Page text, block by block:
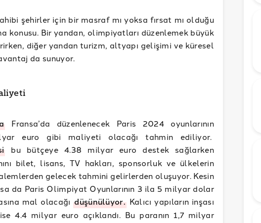
şehirler için bir masraf mı yoksa fırsat mı olduğu
konusu. Bir yandan, olimpiyatları düzenlemek büyük
diğer yandan turizm, altyapı gelişimi ve küresel
da sunuyor.
Fransa’da düzenlenecek Paris 2024 oyunlarının
euro gibi maliyeti olacağı tahmin ediliyor.
bu bütçeye 4.38 milyar euro destek sağlarken
bilet, lisans, TV hakları, sponsorluk ve ülkelerin
gelecek tahmini gelirlerden oluşuyor. Kesin
da Paris Olimpiyat Oyunlarının 3 ila 5 milyar dolar
mal olacağıdüşünülüyor. Kalıcı yapıların inşası
4.4 milyar euro açıklandı. Bu paranın 1,7 milyar